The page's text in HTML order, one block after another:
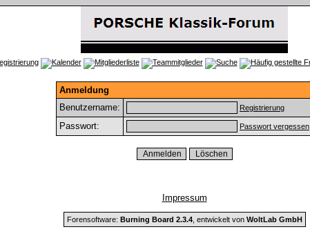
Anmeldung
Benutzername:
Registrierung
Passwort: Passwort vergessen
Impressum
Forensoftware: Burning Board 2.3.4, entwickelt von WoltLab GmbH